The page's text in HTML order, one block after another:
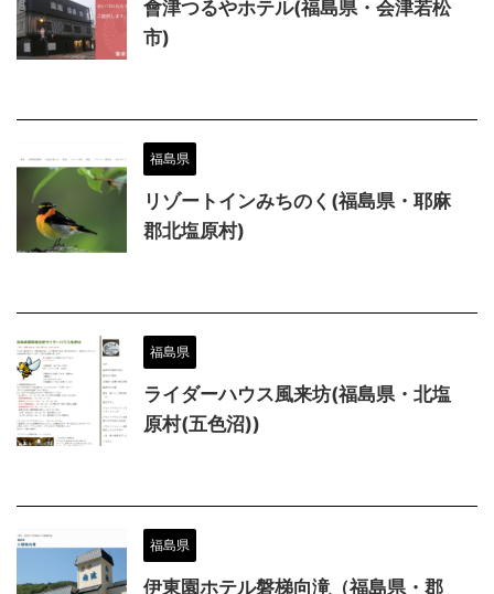
會津つるやホテル(福島県・会津若松
市)
福島県
リゾートインみちのく(福島県・耶麻
郡北塩原村)
福島県
ライダーハウス風来坊(福島県・北塩
原村(五色沼))
福島県
伊東園ホテル磐梯向滝（福島県・郡